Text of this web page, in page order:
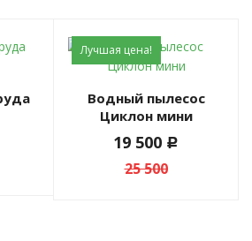
Лучшая цена!
Водный пылесос
Циклон мини
19 500 c
25 500